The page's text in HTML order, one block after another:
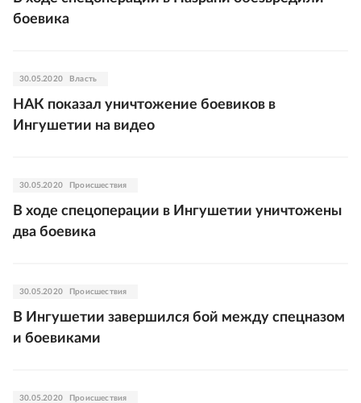
боевика
30.05.2020 Власть
НАК показал уничтожение боевиков в
Ингушетии на видео
30.05.2020 Происшествия
В ходе спецоперации в Ингушетии уничтожены
два боевика
30.05.2020 Происшествия
В Ингушетии завершился бой между спецназом
и боевиками
30.05.2020 Происшествия